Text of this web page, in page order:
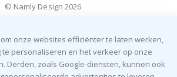
© Namly Design 2026
onze websites efficiënter te laten werken,
personaliseren en het verkeer op onze
Derden, zoals Google-diensten, kunnen ook